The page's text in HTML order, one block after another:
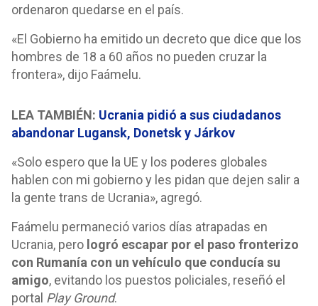
ordenaron quedarse en el país.
«El Gobierno ha emitido un decreto que dice que los
hombres de 18 a 60 años no pueden cruzar la
frontera», dijo Faámelu.
LEA TAMBIÉN: Ucrania pidió a sus ciudadanos
abandonar Lugansk, Donetsk y Járkov
«Solo espero que la UE y los poderes globales
hablen con mi gobierno y les pidan que dejen salir a
la gente trans de Ucrania», agregó.
Faámelu permaneció varios días atrapadas en
Ucrania, pero logró escapar por el paso fronterizo
con Rumanía con un vehículo que conducía su
amigo, evitando los puestos policiales, reseñó el
portal Play Ground.